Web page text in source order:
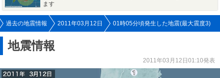
ます
過去の地震情報 2011年03月12日 01時05分頃発生した地震(最大震度3)
地震情報
2011年03月12日01:10発表